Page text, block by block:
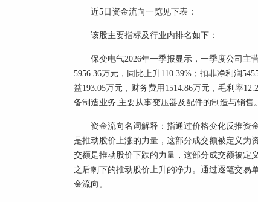
近5日资金流向一览见下表：
该股主要指标及行业内排名如下：
保变电气2026年一季报显示，一季度公司主
5956.36万元，同比上升110.39%；扣非净利润
益193.05万元，财务费用1514.86万元，毛利率
备制造业务,主要从事变压器及配件的制造与销售。
资金流向名词解释：指通过价格变化反推资
是推动股价上涨的力量，这部分成交额被定义为
交额是推动股价下跌的力量，这部分成交额被定
之后剩下的推动股价上升的净力。通过逐笔交易
金流向。